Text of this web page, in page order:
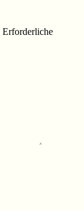
Erforderliche